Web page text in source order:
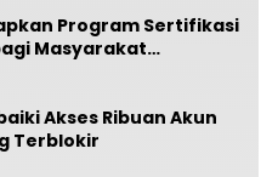
Program Sertifikasi
Masyarakat
Rendah
Akses Ribuan Akun
Terblokir